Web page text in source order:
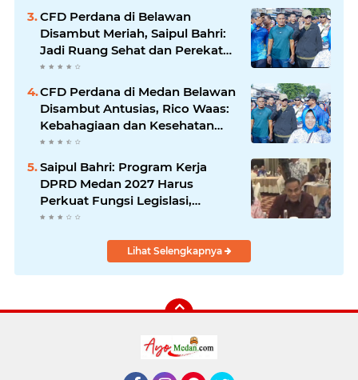
CFD Perdana di Belawan
Disambut Meriah, Saipul Bahri:
Jadi Ruang Sehat dan Perekat
Kebersamaan Warga Medan
CFD Perdana di Medan Belawan
Disambut Antusias, Rico Waas:
Kebahagiaan dan Kesehatan
Harus Hadir di Seluruh Penjuru
Saipul Bahri: Program Kerja
DPRD Medan 2027 Harus
Perkuat Fungsi Legislasi,
Anggaran dan Pengawasan
Lihat Selengkapnya